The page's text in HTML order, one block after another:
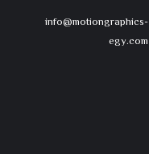
info@motiongraphics-
egy.com